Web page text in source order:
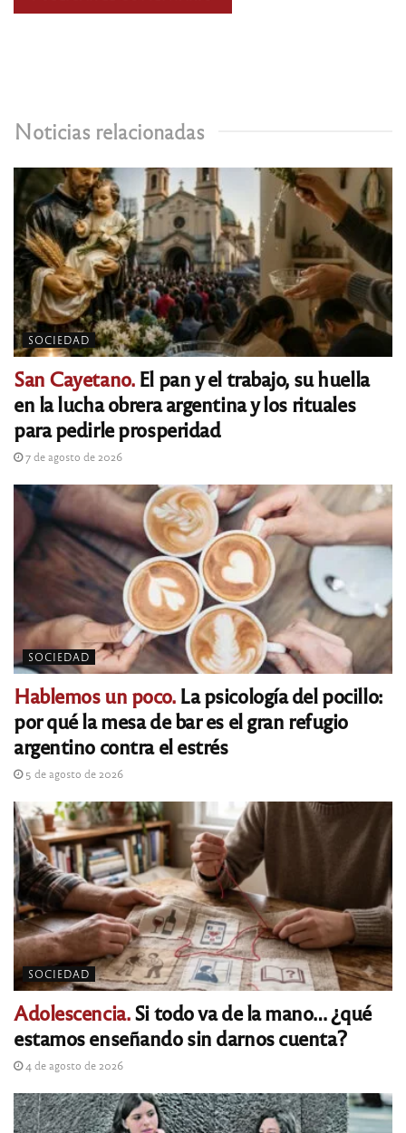
Noticias relacionadas
SOCIEDAD
San Cayetano.El pan y el trabajo, su huella
en la lucha obrera argentina y los rituales
para pedirle prosperidad
7 de agosto de 2026
SOCIEDAD
Hablemos un poco.La psicología del pocillo:
por qué la mesa de bar es el gran refugio
argentino contra el estrés
5 de agosto de 2026
SOCIEDAD
Adolescencia.Si todo va de la mano… ¿qué
estamos enseñando sin darnos cuenta?
4 de agosto de 2026